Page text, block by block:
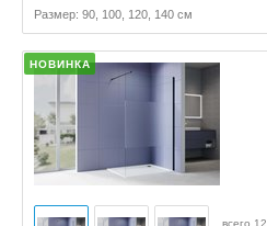
Размер: 90, 100, 120, 140 см
НОВИНКА
всего 12